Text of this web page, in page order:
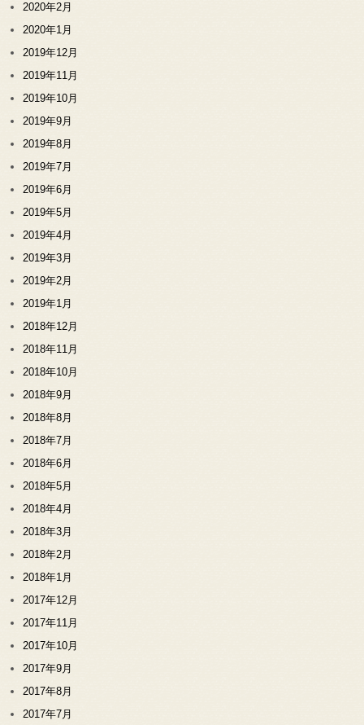
2020年2月
2020年1月
2019年12月
2019年11月
2019年10月
2019年9月
2019年8月
2019年7月
2019年6月
2019年5月
2019年4月
2019年3月
2019年2月
2019年1月
2018年12月
2018年11月
2018年10月
2018年9月
2018年8月
2018年7月
2018年6月
2018年5月
2018年4月
2018年3月
2018年2月
2018年1月
2017年12月
2017年11月
2017年10月
2017年9月
2017年8月
2017年7月